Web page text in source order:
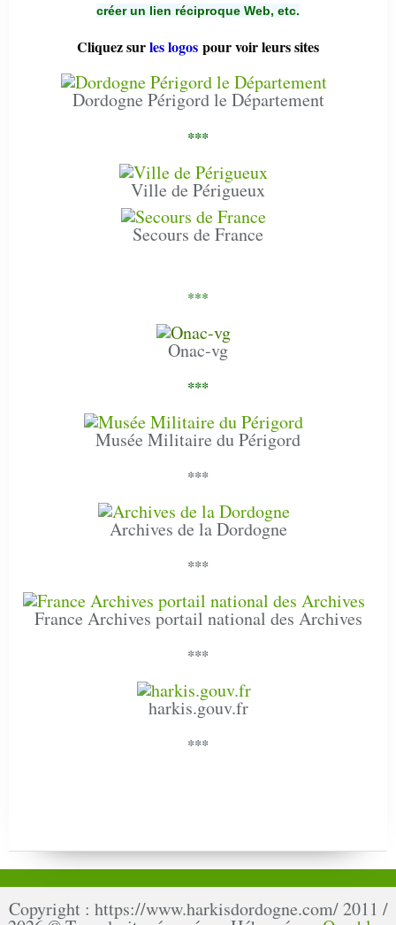
créer un lien réciproque Web, etc.
Cliquez surles logos pour voir leurs sites
Dordogne Périgord le Département
***
Ville de Périgueux
Secours de France
***
Onac-vg
***
Musée Militaire du Périgord
***
Archives de la Dordogne
***
France Archives portail national des Archives
***
harkis.gouv.fr
***
Copyright : https://www.harkisdordogne.com/ 2011 /